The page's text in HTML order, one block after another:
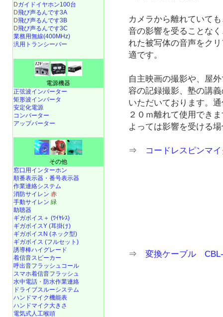
カメラから離れていて
音の影響を受ることな
れた被写体の音声をク
適です。
自主映画の撮影や、屋
容の記録撮影、塾の講
いただいております。
２０ｍ離れて使用でき
よっては影響を受ける
⇒ コードレスピンマ
⇒変換ケーブル
Dガイドイヤホン100台
D飛び声るんです3A
D飛び声るんです3B
D飛び声るんです3C
業務用無線(400MHz)
汎用トランシーバー
電源機器
正弦波インバーター
矩形波インバータ
安定化電源
コンバーター
アップバーター
その他
窓口用インターホン
順番表示器・番号表示器
作業連絡システム
消防サイレン 赤
手動サイレン 緑
助聴器
ギガボイス＋ (ﾜｲﾔﾚｽ)
ギガボイスY (耳掛け)
ギガボイスN (ネック型)
ギガボイス (フルセット)
誘導棒ハイグレード
着信音スピーカー
呼出音フラッシュコール
スマホ着信音フラッシュ
水中電話 ・ 防水作業連絡
ドライブスルーシステム
ハンドマイク機能表
ハンドマイク大きさ
電気式人工喉頭